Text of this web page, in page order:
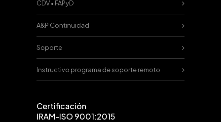
CDV • FAPyD
A&P Continuidad
Soporte
Instructivo programa de soporte remoto
Certificación
IRAM-ISO 9001:2015